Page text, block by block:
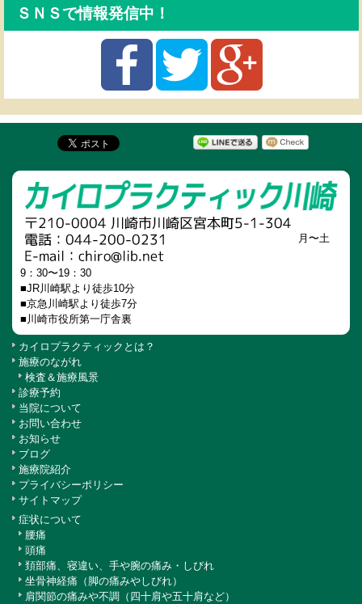
ＳＮＳで情報発信中！
月〜土
9：30〜19：30
■JR川崎駅より徒歩10分
■京急川崎駅より徒歩7分
■川崎市役所第一庁舎裏
カイロプラクティックとは？
施療のながれ
検査＆施療風景
診療予約
当院について
お問い合わせ
お知らせ
ブログ
施療院紹介
プライバシーポリシー
サイトマップ
症状について
腰痛
頭痛
頚部痛、寝違い、手や腕の痛み・しびれ
坐骨神経痛（脚の痛みやしびれ）
肩関節の痛みや不調（四十肩や五十肩など）